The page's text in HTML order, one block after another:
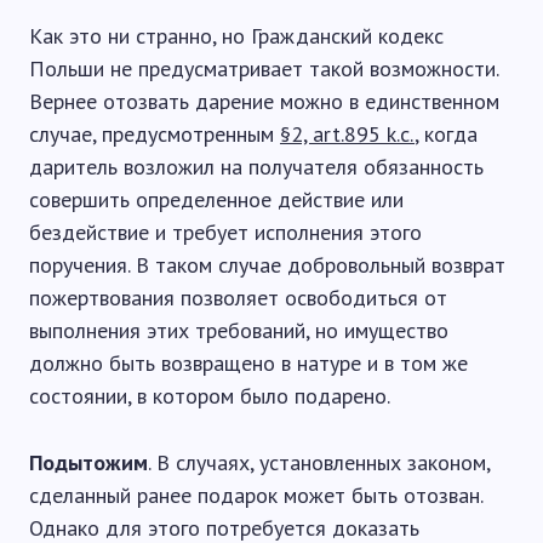
Как это ни странно, но Гражданский кодекс
Польши не предусматривает такой возможности.
Вернее отозвать дарение можно в единственном
случае, предусмотренным §2, art.895 k.c., когда
даритель возложил на получателя обязанность
совершить определенное действие или
бездействие и требует исполнения этого
поручения. В таком случае добровольный возврат
пожертвования позволяет освободиться от
выполнения этих требований, но имущество
должно быть возвращено в натуре и в том же
состоянии, в котором было подарено.
Подытожим. В случаях, установленных законом,
сделанный ранее подарок может быть отозван.
Однако для этого потребуется доказать